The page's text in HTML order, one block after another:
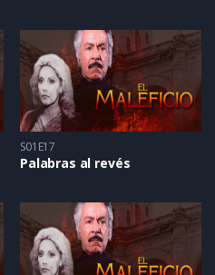
S01E17
Palabras al revés